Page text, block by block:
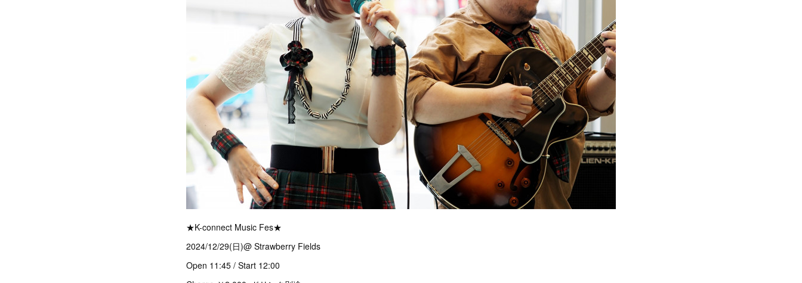
★K-connect Music Fes★
2024/12/29(日)@ Strawberry Fields
Open 11:45 / Start 12:00